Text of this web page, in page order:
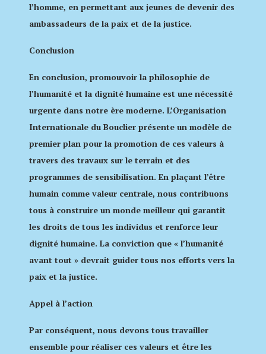
l’homme, en permettant aux jeunes de devenir des
ambassadeurs de la paix et de la justice.
Conclusion
En conclusion, promouvoir la philosophie de
l’humanité et la dignité humaine est une nécessité
urgente dans notre ère moderne. L’Organisation
Internationale du Bouclier présente un modèle de
premier plan pour la promotion de ces valeurs à
travers des travaux sur le terrain et des
programmes de sensibilisation. En plaçant l’être
humain comme valeur centrale, nous contribuons
tous à construire un monde meilleur qui garantit
les droits de tous les individus et renforce leur
dignité humaine. La conviction que « l’humanité
avant tout » devrait guider tous nos efforts vers la
paix et la justice.
Appel à l’action
Par conséquent, nous devons tous travailler
ensemble pour réaliser ces valeurs et être les